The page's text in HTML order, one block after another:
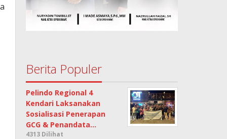
Berita Populer
Pelindo Regional 4
Kendari Laksanakan
Sosialisasi Penerapan
GCG & Penandata…
4313 Dilihat